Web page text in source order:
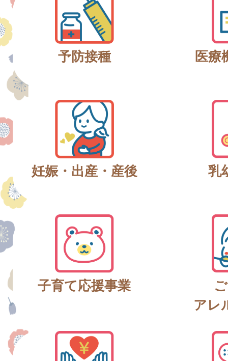
予防接種 医療
妊娠・出産・産後 乳
子育て応援事業
アレ